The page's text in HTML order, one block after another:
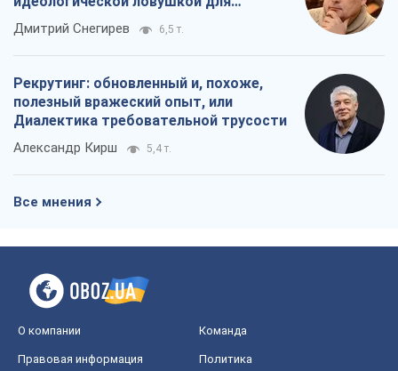
российских оккупантов
Дмитрий Снегирев 6,5 т.
Рекрутинг: обновленный и, похоже,
полезный вражеский опыт, или
Диалектика требовательной трусости
Александр Кирш 5,4 т.
Все мнения
О компании Команда
Правовая информация
Политика